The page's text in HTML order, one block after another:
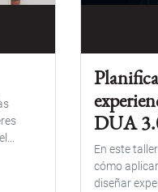
DUA
En este
cómo
diseñar